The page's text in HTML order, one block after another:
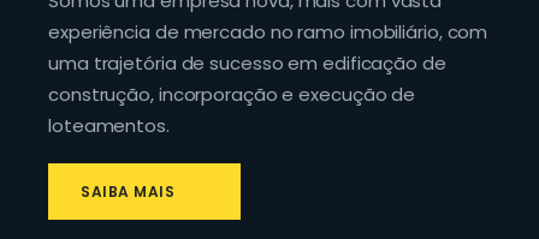
experiência de mercado no ramo imobiliário, com
uma trajetória de sucesso em edificação de
construção, incorporação e execução de
loteamentos.
SAIBA MAIS